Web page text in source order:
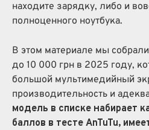
находите зарядку, либо и
полноценного ноутбука.
В этом материале мы
до 10 000 грн в 2025 году,
большой мультимедийный
производительность и
модель в списке набирает
баллов в тесте AnTuTu,